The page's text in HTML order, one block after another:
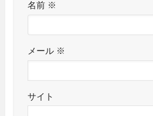
名前 ※
メール ※
サイト